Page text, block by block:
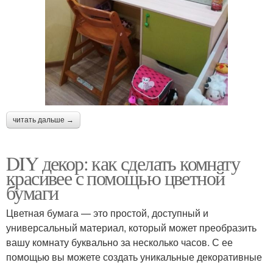
читать дальше →
DIY декор: как сделать комнату
красивее с помощью цветной
бумаги
Цветная бумага — это простой, доступный и
универсальный материал, который может преобразить
вашу комнату буквально за несколько часов. С ее
помощью вы можете создать уникальные декоративные